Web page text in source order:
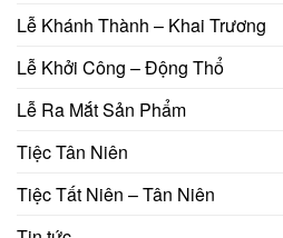
Lễ Khánh Thành – Khai Trương
Lễ Khởi Công – Động Thổ
Lễ Ra Mắt Sản Phẩm
Tiệc Tân Niên
Tiệc Tất Niên – Tân Niên